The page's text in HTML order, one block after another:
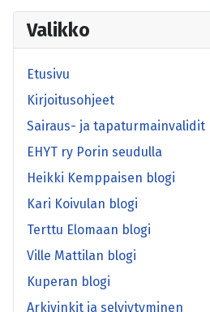
Valikko
Etusivu
Kirjoitusohjeet
Sairaus- ja tapaturmainvalidit
EHYT ry Porin seudulla
Heikki Kemppaisen blogi
Kari Koivulan blogi
Terttu Elomaan blogi
Ville Mattilan blogi
Kuperan blogi
Arkivinkit ja selviytyminen